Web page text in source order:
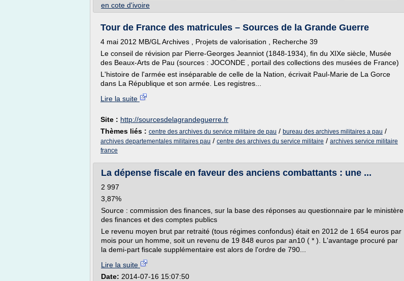
en cote d'ivoire
Tour de France des matricules – Sources de la Grande Guerre
4 mai 2012 MB/GL Archives , Projets de valorisation , Recherche 39
Le conseil de révision par Pierre-Georges Jeanniot (1848-1934), fin du XIXe siècle, Musée
des Beaux-Arts de Pau (sources : JOCONDE , portail des collections des musées de France)
L'histoire de l'armée est inséparable de celle de la Nation, écrivait Paul-Marie de La Gorce
dans La République et son armée. Les registres...
Lire la suite
Site : http://sourcesdelagrandeguerre.fr
Thèmes liés : centre des archives du service militaire de pau / bureau des archives militaires a pau /
archives departementales militaires pau / centre des archives du service militaire / archives service militaire
france
La dépense fiscale en faveur des anciens combattants : une ...
2 997
3,87%
Source : commission des finances, sur la base des réponses au questionnaire par le ministère
des finances et des comptes publics
Le revenu moyen brut par retraité (tous régimes confondus) était en 2012 de 1 654 euros par
mois pour un homme, soit un revenu de 19 848 euros par an10 ( * ). L'avantage procuré par
la demi-part fiscale supplémentaire est alors de l'ordre de 790...
Lire la suite
Date: 2014-07-16 15:07:50